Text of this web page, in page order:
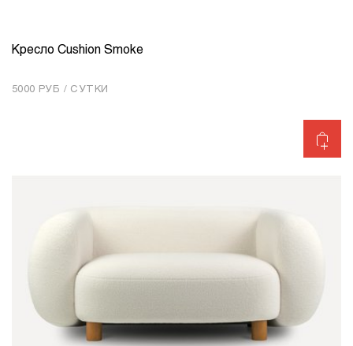
КОЛИЧЕСТВО 1
Кресло Cushion Smoke
5000 РУБ / СУТКИ